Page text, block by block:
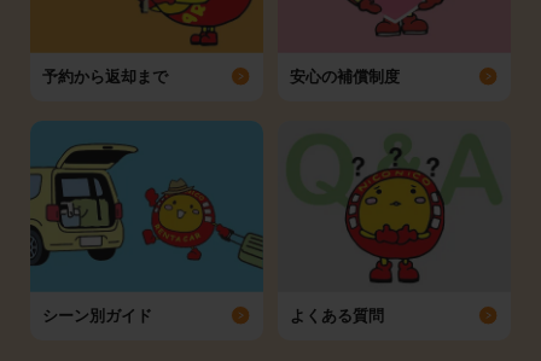
予約から返却まで 安心の補償制度
シーン別ガイド よくある質問